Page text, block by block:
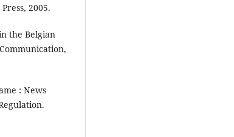
2005.
the Belgian
: News